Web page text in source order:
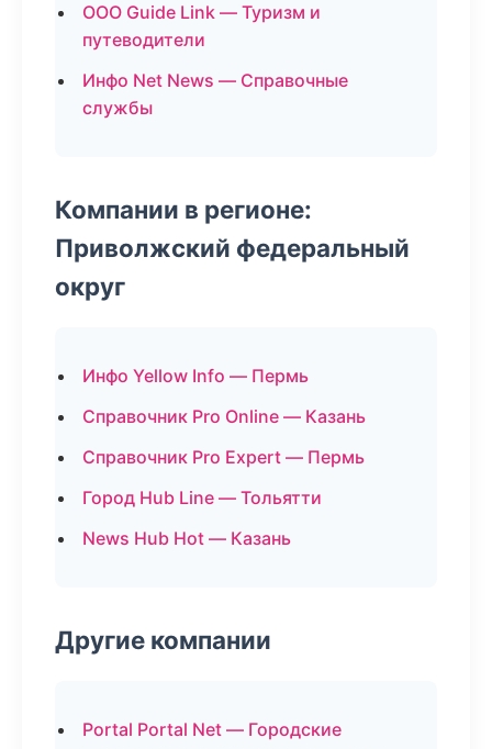
ООО Guide Link — Туризм и
путеводители
Инфо Net News — Справочные
службы
Компании в регионе:
Приволжский федеральный
округ
Инфо Yellow Info — Пермь
Справочник Pro Online — Казань
Справочник Pro Expert — Пермь
Город Hub Line — Тольятти
News Hub Hot — Казань
Другие компании
Portal Portal Net — Городские